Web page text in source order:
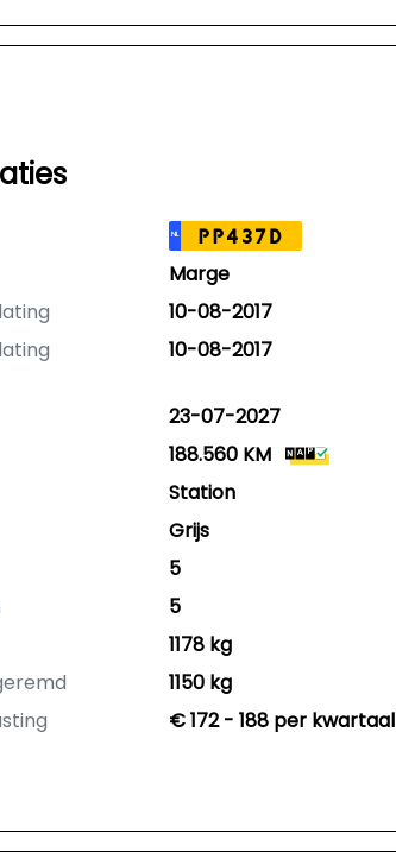
NL PP437D
Marge
10-08-2017
10-08-2017
23-07-2027
188.560 KM
Station
Grijs
5
5
1178 kg
1150 kg
€ 172 - 188 per kwartaal